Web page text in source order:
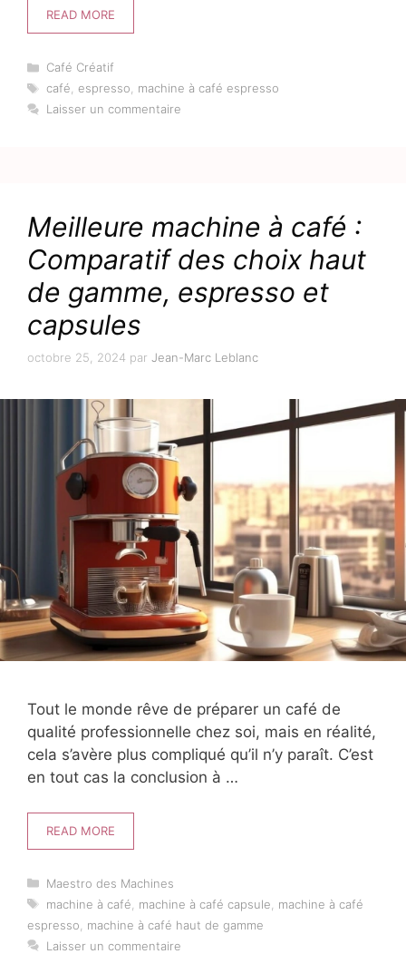
READ MORE
Catégories
Café Créatif
Étiquettes
café espresso
machine à café espresso
Laisser un commentaire
Meilleure machine à café :
Comparatif des choix haut
de gamme, espresso et
capsules
octobre 25, 2024 par Jean-Marc Leblanc
Tout le monde rêve de préparer un café de
qualité professionnelle chez soi, mais en réalité,
cela s’avère plus compliqué qu’il n’y paraît. C’est
en tout cas la conclusion à …
READ MORE
Catégories
Maestro des Machines
Étiquettes
machine à café machine à café capsule
machine à café
espresso
machine à café haut de gamme
Laisser un commentaire